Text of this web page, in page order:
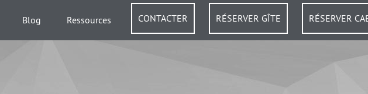
Blog Ressources CONTACTER RÉSERVER GÎTE RÉSERVER